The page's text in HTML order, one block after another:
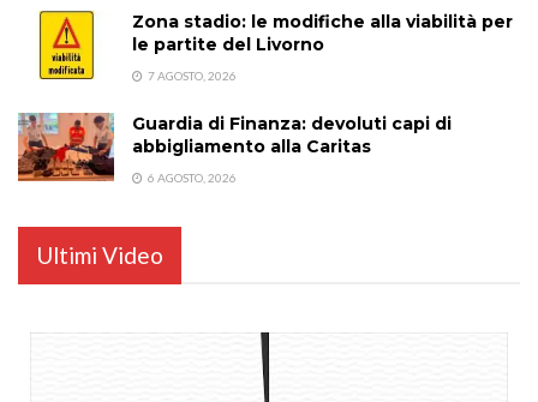
Zona stadio: le modifiche alla viabilità per
le partite del Livorno
7 AGOSTO, 2026
Guardia di Finanza: devoluti capi di
abbigliamento alla Caritas
6 AGOSTO, 2026
Ultimi Video